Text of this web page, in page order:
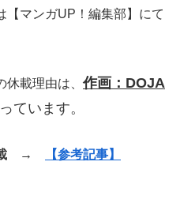
【マンガUP！編集部】にて
休載理由は、 作画：DOJA
ています。
載 → 【参考記事】